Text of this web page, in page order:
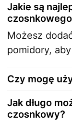
Jakie są
Możesz
pomidory,
Czy mogę
Jak długo
czosnkowy?